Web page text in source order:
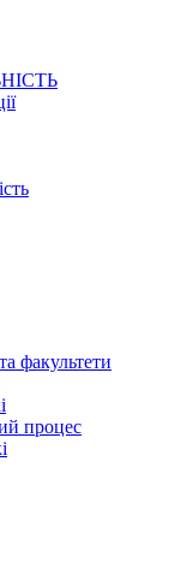
факультети
процес